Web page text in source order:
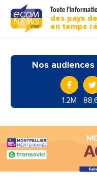
Toute
des pays
en temps
Nos
1.2M